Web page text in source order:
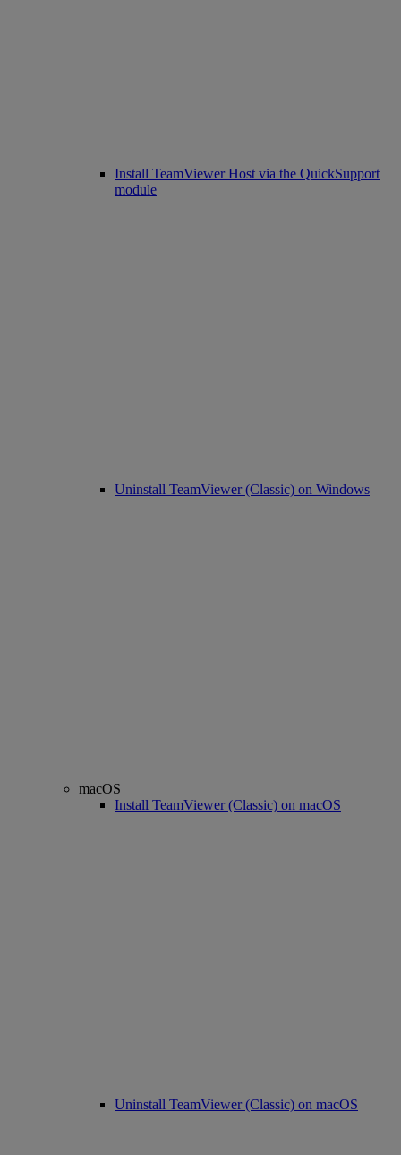
Install TeamViewer Host via the QuickSupport
module
Uninstall TeamViewer (Classic) on Windows
macOS
Install TeamViewer (Classic) on macOS
Uninstall TeamViewer (Classic) on macOS